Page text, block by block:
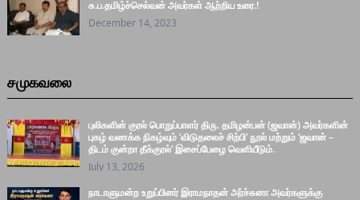
சு.ப.தமிழ்ச்செல்வன் அவர்கள் ஆற்றிய உரை.!
December 14, 2023
சமுகவலை
புலிகளின் குரல் பொறுப்பாளர் திரு. தமிழன்பன் (ஜவான்) அவர்களின்
புகழ் வணக்க நிகழ்வும் ‘விடுதலைச் சிற்பி’ நூல் மற்றும் ‘ஜவான் –
திடம் குன்றா தீக்குரல்’ இசைப்பேழை வெளியீடும்.
July 13, 2026
நாடாளுமன்ற உறுப்பினர் இராமநாதன் அர்ச்சுனா அவர்களுக்கு